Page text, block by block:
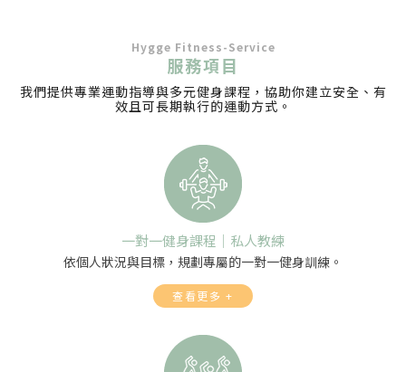
Hygge Fitness-Service
服務項目
我們提供專業運動指導與多元健身課程，協助你建立安全、有
效且可長期執行的運動方式。
一對一健身課程｜私人教練
依個人狀況與目標，規劃專屬的一對一健身訓練。
查看更多 +